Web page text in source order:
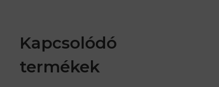
Kapcsolódó
termékek